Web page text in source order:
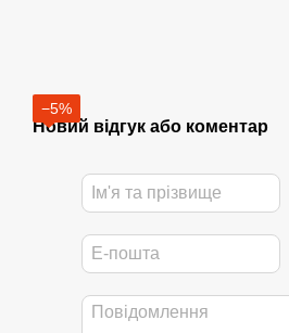
−5%
Новий відгук або коментар